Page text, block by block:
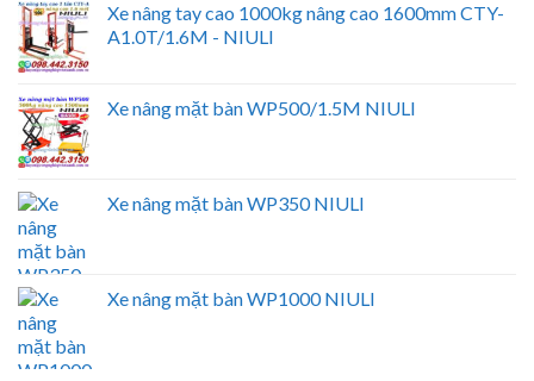
Xe nâng tay cao 1000kg nâng cao 1600mm CTY-
A1.0T/1.6M - NIULI
Xe nâng mặt bàn WP500/1.5M NIULI
Xe nâng mặt bàn WP350 NIULI
Xe nâng mặt bàn WP1000 NIULI